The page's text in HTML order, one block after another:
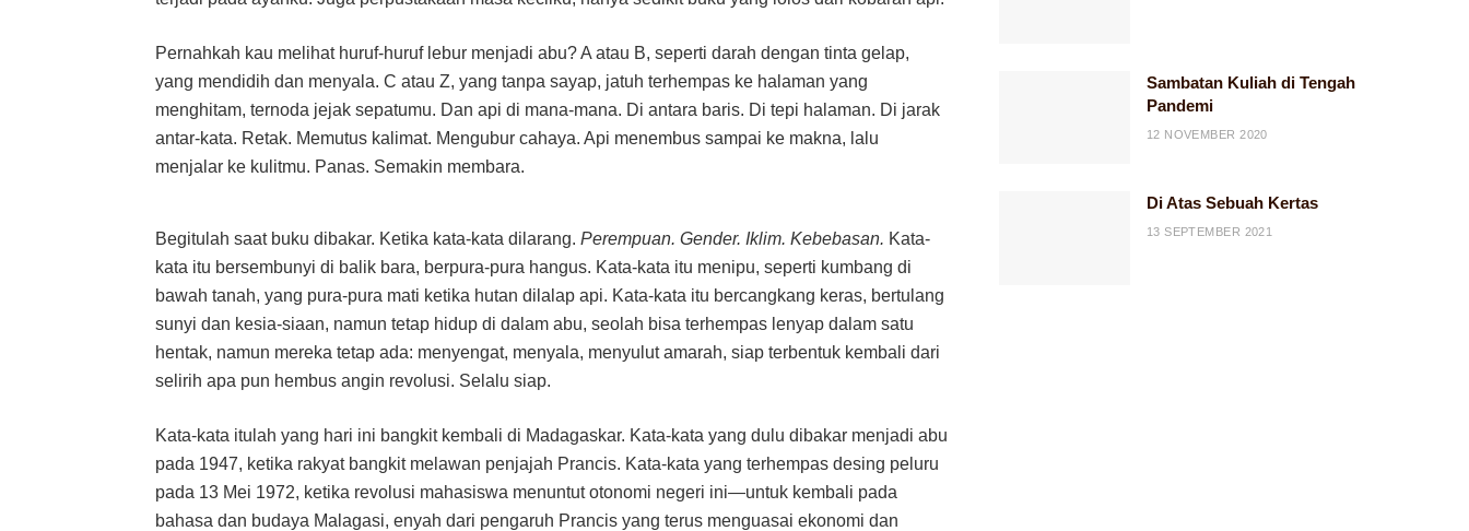
Pernahkah kau melihat huruf-huruf lebur menjadi abu? A atau B, seperti darah dengan tinta gelap,
yang mendidih dan menyala. C atau Z, yang tanpa sayap, jatuh terhempas ke halaman yang
menghitam, ternoda jejak sepatumu. Dan api di mana-mana. Di antara baris. Di tepi halaman. Di jarak
antar-kata. Retak. Memutus kalimat. Mengubur cahaya. Api menembus sampai ke makna, lalu
menjalar ke kulitmu. Panas. Semakin membara.
Begitulah saat buku dibakar. Ketika kata-kata dilarang. Perempuan. Gender. Iklim. Kebebasan. Kata-
kata itu bersembunyi di balik bara, berpura-pura hangus. Kata-kata itu menipu, seperti kumbang di
bawah tanah, yang pura-pura mati ketika hutan dilalap api. Kata-kata itu bercangkang keras, bertulang
sunyi dan kesia-siaan, namun tetap hidup di dalam abu, seolah bisa terhempas lenyap dalam satu
hentak, namun mereka tetap ada: menyengat, menyala, menyulut amarah, siap terbentuk kembali dari
selirih apa pun hembus angin revolusi. Selalu siap.
Kata-kata itulah yang hari ini bangkit kembali di Madagaskar. Kata-kata yang dulu dibakar menjadi abu
pada 1947, ketika rakyat bangkit melawan penjajah Prancis. Kata-kata yang terhempas desing peluru
pada 13 Mei 1972, ketika revolusi mahasiswa menuntut otonomi negeri ini—untuk kembali pada
bahasa dan budaya Malagasi, enyah dari pengaruh Prancis yang terus menguasai ekonomi dan
Sambatan Kuliah di Tengah
Pandemi
12 NOVEMBER 2020
Di Atas Sebuah Kertas
13 SEPTEMBER 2021